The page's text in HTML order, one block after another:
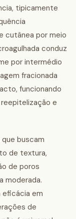
tipicamente
cutânea por meio
conduz
por intermédio
fracionada
funcionando
e
buscam
de textura,
de poros
moderada.
eficácia em
de